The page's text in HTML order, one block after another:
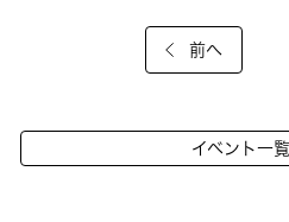
前へ
イベント一